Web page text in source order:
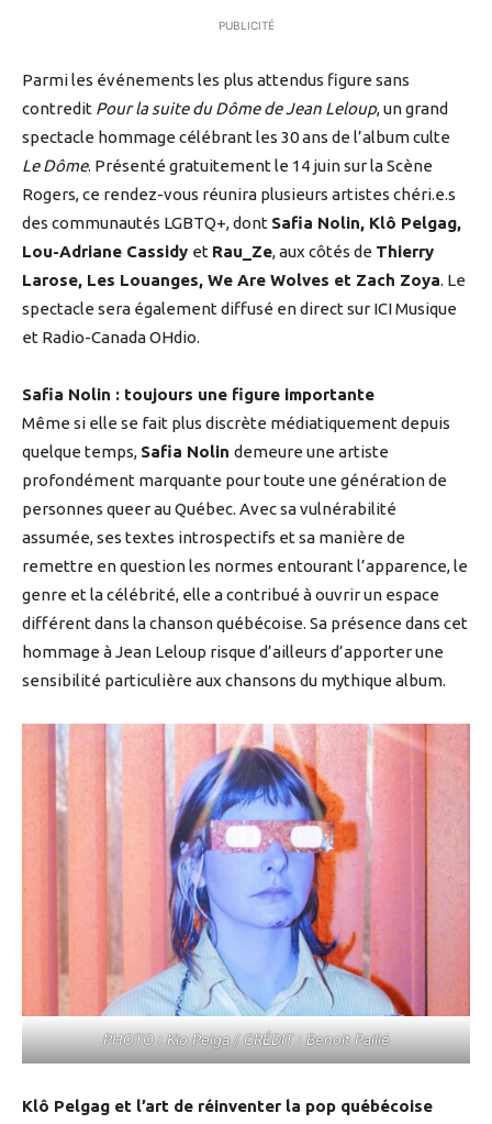
PUBLICITÉ
Parmi les événements les plus attendus figure sans
contredit Pour la suite du Dôme de Jean Leloup, un grand
spectacle hommage célébrant les 30 ans de l’album culte
Le Dôme. Présenté gratuitement le 14 juin sur la Scène
Rogers, ce rendez-vous réunira plusieurs artistes chéri.e.s
des communautés LGBTQ+, dont Safia Nolin, Klô Pelgag,
Lou-Adriane Cassidy et Rau_Ze, aux côtés de Thierry
Larose, Les Louanges, We Are Wolves et Zach Zoya. Le
spectacle sera également diffusé en direct sur ICI Musique
et Radio-Canada OHdio.
Safia Nolin : toujours une figure importante
Même si elle se fait plus discrète médiatiquement depuis
quelque temps, Safia Nolin demeure une artiste
profondément marquante pour toute une génération de
personnes queer au Québec. Avec sa vulnérabilité
assumée, ses textes introspectifs et sa manière de
remettre en question les normes entourant l’apparence, le
genre et la célébrité, elle a contribué à ouvrir un espace
différent dans la chanson québécoise. Sa présence dans cet
hommage à Jean Leloup risque d’ailleurs d’apporter une
sensibilité particulière aux chansons du mythique album.
PHOTO : Klo Pelga / CRÉDIT : Benoit Paillé
Klô Pelgag et l’art de réinventer la pop québécoise